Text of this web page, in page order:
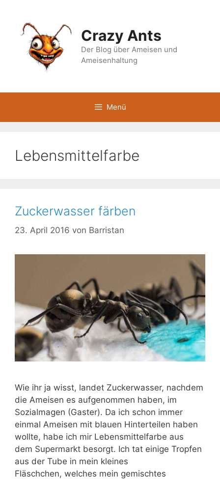
springen
Crazy Ants
Der Blog über Ameisen und
Ameisenhaltung
Menü
Lebensmittelfarbe
Zuckerwasser färben
23. April 2016 von Barristan
Wie ihr ja wisst, landet Zuckerwasser, nachdem
die Ameisen es aufgenommen haben, im
Sozialmagen (Gaster). Da ich schon immer
einmal Ameisen mit blauen Hinterteilen haben
wollte, habe ich mir Lebensmittelfarbe aus
dem Supermarkt besorgt. Ich tat einige Tropfen
aus der Tube in mein kleines
Fläschchen, welches mein gemischtes